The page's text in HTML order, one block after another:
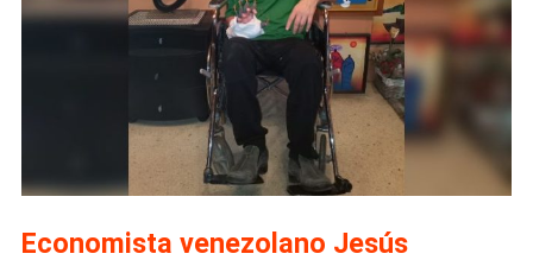
Economista venezolano Jesús